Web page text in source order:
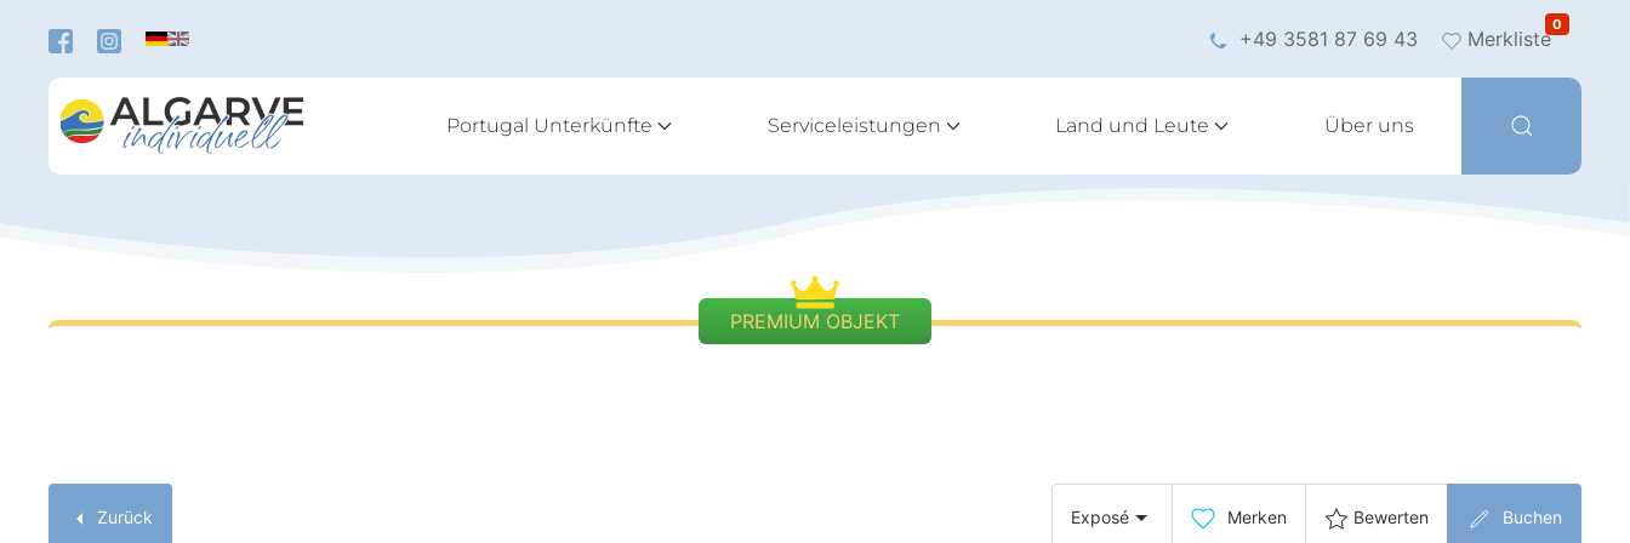
Zum Hauptinhalt springen
+49 3581 87 69 43 Merkliste
0
Portugal Unterkünfte Serviceleistungen Land und Leute Über uns
PREMIUM OBJEKT
Zurück Exposé Merken Bewerten Buchen